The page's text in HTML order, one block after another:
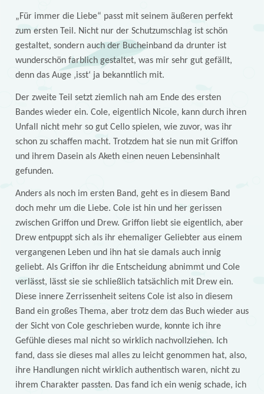
„Für immer die Liebe“ passt mit seinem äußeren perfekt
zum ersten Teil. Nicht nur der Schutzumschlag ist schön
gestaltet, sondern auch der Bucheinband da drunter ist
wunderschön farblich gestaltet, was mir sehr gut gefällt,
denn das Auge ‚isst‘ ja bekanntlich mit.
Der zweite Teil setzt ziemlich nah am Ende des ersten
Bandes wieder ein. Cole, eigentlich Nicole, kann durch ihren
Unfall nicht mehr so gut Cello spielen, wie zuvor, was ihr
schon zu schaffen macht. Trotzdem hat sie nun mit Griffon
und ihrem Dasein als Aketh einen neuen Lebensinhalt
gefunden.
Anders als noch im ersten Band, geht es in diesem Band
doch mehr um die Liebe. Cole ist hin und her gerissen
zwischen Griffon und Drew. Griffon liebt sie eigentlich, aber
Drew entpuppt sich als ihr ehemaliger Geliebter aus einem
vergangenen Leben und ihn hat sie damals auch innig
geliebt. Als Griffon ihr die Entscheidung abnimmt und Cole
verlässt, lässt sie sie schließlich tatsächlich mit Drew ein.
Diese innere Zerrissenheit seitens Cole ist also in diesem
Band ein großes Thema, aber trotz dem das Buch wieder aus
der Sicht von Cole geschrieben wurde, konnte ich ihre
Gefühle dieses mal nicht so wirklich nachvollziehen. Ich
fand, dass sie dieses mal alles zu leicht genommen hat, also,
ihre Handlungen nicht wirklich authentisch waren, nicht zu
ihrem Charakter passten. Das fand ich ein wenig schade, ich